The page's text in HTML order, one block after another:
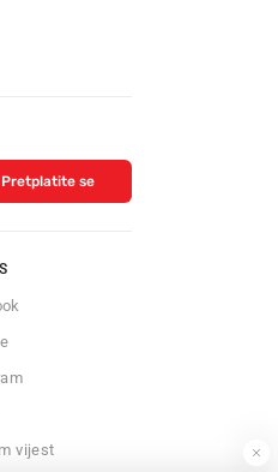
Pretplatite se
vijest